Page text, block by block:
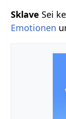
Sklave Sei
Emotionen